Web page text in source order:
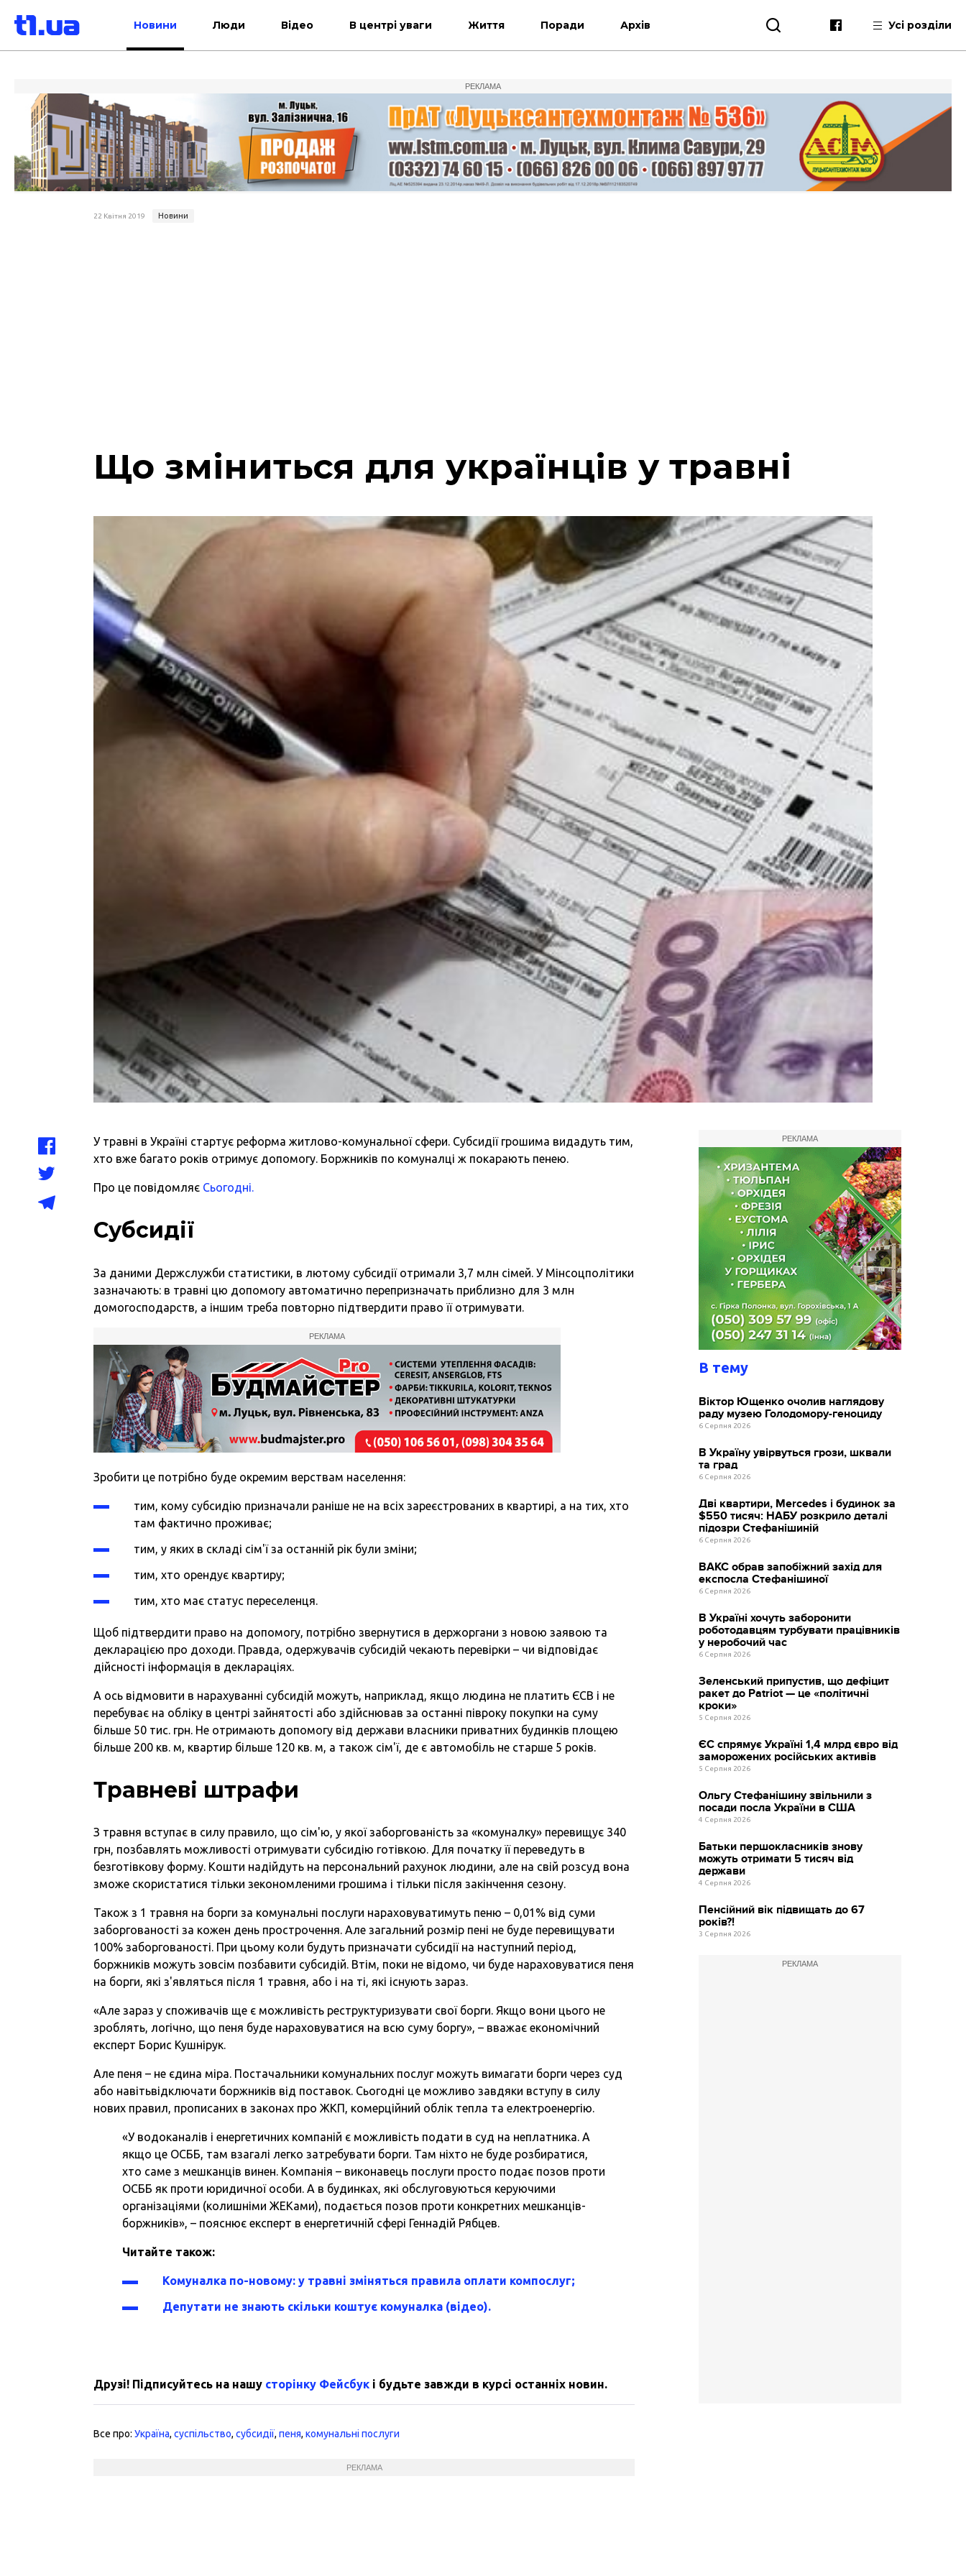
Новини Люди Відео В центрі уваги Життя Поради Архів Усі розділи
РЕКЛАМА
22 Квітня 2019 Новини
Що зміниться для українців у травні
У травні в Україні стартує реформа житлово-комунальної сфери. Субсидії грошима видадуть тим,
хто вже багато років отримує допомогу. Боржників по комуналці ж покарають пенею.
Про це повідомляє Сьогодні.
Субсидії
За даними Держслужби статистики, в лютому субсидії отримали 3,7 млн сімей. У Мінсоцполітики
зазначають: в травні цю допомогу автоматично перепризначать приблизно для 3 млн
домогосподарств, а іншим треба повторно підтвердити право її отримувати.
РЕКЛАМА
Зробити це потрібно буде окремим верствам населення:
тим, кому субсидію призначали раніше не на всіх зареєстрованих в квартирі, а на тих, хто
там фактично проживає;
тим, у яких в складі сім'ї за останній рік були зміни;
тим, хто орендує квартиру;
тим, хто має статус переселенця.
Щоб підтвердити право на допомогу, потрібно звернутися в держоргани з новою заявою та
декларацією про доходи. Правда, одержувачів субсидій чекають перевірки – чи відповідає
дійсності інформація в деклараціях.
А ось відмовити в нарахуванні субсидій можуть, наприклад, якщо людина не платить ЄСВ і не
перебуває на обліку в центрі зайнятості або здійснював за останні півроку покупки на суму
більше 50 тис. грн. Не отримають допомогу від держави власники приватних будинків площею
більше 200 кв. м, квартир більше 120 кв. м, а також сім'ї, де є автомобіль не старше 5 років.
Травневі штрафи
З травня вступає в силу правило, що сім'ю, у якої заборгованість за «комуналку» перевищує 340
грн, позбавлять можливості отримувати субсидію готівкою. Для початку її переведуть в
безготівкову форму. Кошти надійдуть на персональний рахунок людини, але на свій розсуд вона
зможе скористатися тільки зекономленими грошима і тільки після закінчення сезону.
Також з 1 травня на борги за комунальні послуги нараховуватимуть пеню – 0,01% від суми
заборгованості за кожен день прострочення. Але загальний розмір пені не буде перевищувати
100% заборгованості. При цьому коли будуть призначати субсидії на наступний період,
боржників можуть зовсім позбавити субсидій. Втім, поки не відомо, чи буде нараховуватися пеня
на борги, які з'являться після 1 травня, або і на ті, які існують зараз.
«Але зараз у споживачів ще є можливість реструктуризувати свої борги. Якщо вони цього не
зроблять, логічно, що пеня буде нараховуватися на всю суму боргу», – вважає економічний
експерт Борис Кушнірук.
Але пеня – не єдина міра. Постачальники комунальних послуг можуть вимагати борги через суд
або навітьвідключати боржників від поставок. Сьогодні це можливо завдяки вступу в силу
нових правил, прописаних в законах про ЖКП, комерційний облік тепла та електроенергію.
«У водоканалів і енергетичних компаній є можливість подати в суд на неплатника. А
якщо це ОСББ, там взагалі легко затребувати борги. Там ніхто не буде розбиратися,
хто саме з мешканців винен. Компанія – виконавець послуги просто подає позов проти
ОСББ як проти юридичної особи. А в будинках, які обслуговуються керуючими
організаціями (колишніми ЖЕКами), подається позов проти конкретних мешканців-
боржників», – пояснює експерт в енергетичній сфері Геннадій Рябцев.
Читайте також:
Комуналка по-новому: у травні зміняться правила оплати компослуг;
Депутати не знають скільки коштує комуналка (відео).
Друзі! Підписуйтесь на нашу сторінку Фейсбук і будьте завжди в курсі останніх новин.
Все про:Україна,суспільство,субсидії,пеня,комунальні послуги
РЕКЛАМА
РЕКЛАМА
В тему
Віктор Ющенко очолив наглядову
раду музею Голодомору-геноциду
6 Серпня 2026
В Україну увірвуться грози, шквали
та град
6 Серпня 2026
Дві квартири, Mercedes і будинок за
$550 тисяч: НАБУ розкрило деталі
підозри Стефанішиній
6 Серпня 2026
ВАКС обрав запобіжний захід для
експосла Стефанішиної
6 Серпня 2026
В Україні хочуть заборонити
роботодавцям турбувати працівників
у неробочий час
6 Серпня 2026
Зеленський припустив, що дефіцит
ракет до Patriot — це «політичні
кроки»
5 Серпня 2026
ЄС спрямує Україні 1,4 млрд євро від
заморожених російських активів
5 Серпня 2026
Ольгу Стефанішину звільнили з
посади посла України в США
4 Серпня 2026
Батьки першокласників знову
можуть отримати 5 тисяч від
держави
4 Серпня 2026
Пенсійний вік підвищать до 67
років?!
3 Серпня 2026
РЕКЛАМА